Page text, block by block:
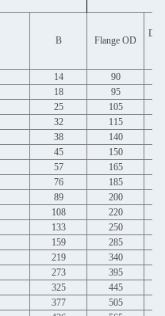
B Flange OD
14
90
18
95
25
105
32
115
38
140
45
150
57
165
76
185
89
200
108
220
133
250
159
285
219
340
273
395
325
445
377
505